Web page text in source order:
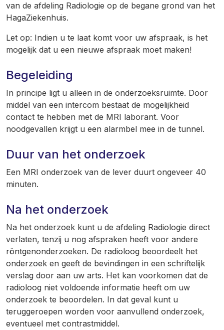
van de afdeling Radiologie op de begane grond van het
HagaZiekenhuis.
Let op: Indien u te laat komt voor uw afspraak, is het
mogelijk dat u een nieuwe afspraak moet maken!
Begeleiding
In principe ligt u alleen in de onderzoeksruimte. Door
middel van een intercom bestaat de mogelijkheid
contact te hebben met de MRI laborant. Voor
noodgevallen krijgt u een alarmbel mee in de tunnel.
Duur van het onderzoek
Een MRI onderzoek van de lever duurt ongeveer 40
minuten.
Na het onderzoek
Na het onderzoek kunt u de afdeling Radiologie direct
verlaten, tenzij u nog afspraken heeft voor andere
röntgenonderzoeken. De radioloog beoordeelt het
onderzoek en geeft de bevindingen in een schriftelijk
verslag door aan uw arts. Het kan voorkomen dat de
radioloog niet voldoende informatie heeft om uw
onderzoek te beoordelen. In dat geval kunt u
teruggeroepen worden voor aanvullend onderzoek,
eventueel met contrastmiddel.